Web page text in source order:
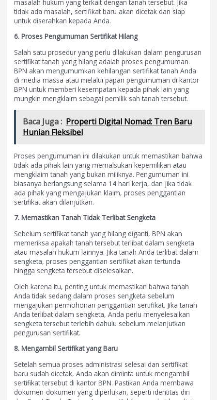
masalah hukum yang terkait dengan tanah tersebut. Jika
tidak ada masalah, sertifikat baru akan dicetak dan siap
untuk diserahkan kepada Anda.
6. Proses Pengumuman Sertifikat Hilang
Salah satu prosedur yang perlu dilakukan dalam pengurusan
sertifikat tanah yang hilang adalah proses pengumuman.
BPN akan mengumumkan kehilangan sertifikat tanah Anda
di media massa atau melalui papan pengumuman di kantor
BPN untuk memberi kesempatan kepada pihak lain yang
mungkin mengklaim sebagai pemilik sah tanah tersebut.
Baca Juga : Properti Digital Nomad: Tren Baru
Hunian Fleksibel
Proses pengumuman ini dilakukan untuk memastikan bahwa
tidak ada pihak lain yang memalsukan kepemilikan atau
mengklaim tanah yang bukan miliknya. Pengumuman ini
biasanya berlangsung selama 14 hari kerja, dan jika tidak
ada pihak yang mengajukan klaim, proses penggantian
sertifikat akan dilanjutkan.
7. Memastikan Tanah Tidak Terlibat Sengketa
Sebelum sertifikat tanah yang hilang diganti, BPN akan
memeriksa apakah tanah tersebut terlibat dalam sengketa
atau masalah hukum lainnya. Jika tanah Anda terlibat dalam
sengketa, proses penggantian sertifikat akan tertunda
hingga sengketa tersebut diselesaikan.
Oleh karena itu, penting untuk memastikan bahwa tanah
Anda tidak sedang dalam proses sengketa sebelum
mengajukan permohonan penggantian sertifikat. Jika tanah
Anda terlibat dalam sengketa, Anda perlu menyelesaikan
sengketa tersebut terlebih dahulu sebelum melanjutkan
pengurusan sertifikat.
8. Mengambil Sertifikat yang Baru
Setelah semua proses administrasi selesai dan sertifikat
baru sudah dicetak, Anda akan diminta untuk mengambil
sertifikat tersebut di kantor BPN. Pastikan Anda membawa
dokumen-dokumen yang diperlukan, seperti identitas diri